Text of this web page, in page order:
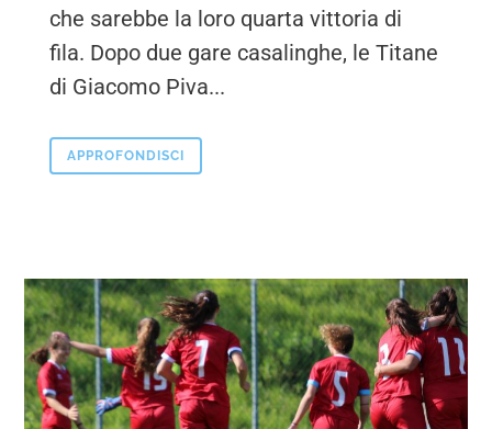
che sarebbe la loro quarta vittoria di
fila. Dopo due gare casalinghe, le Titane
di Giacomo Piva...
APPROFONDISCI